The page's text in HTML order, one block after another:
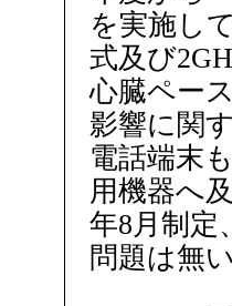
を実施し
式及び
心臓ペー
影響に関
電話端末
用機器へ
年8月制定
問題は無